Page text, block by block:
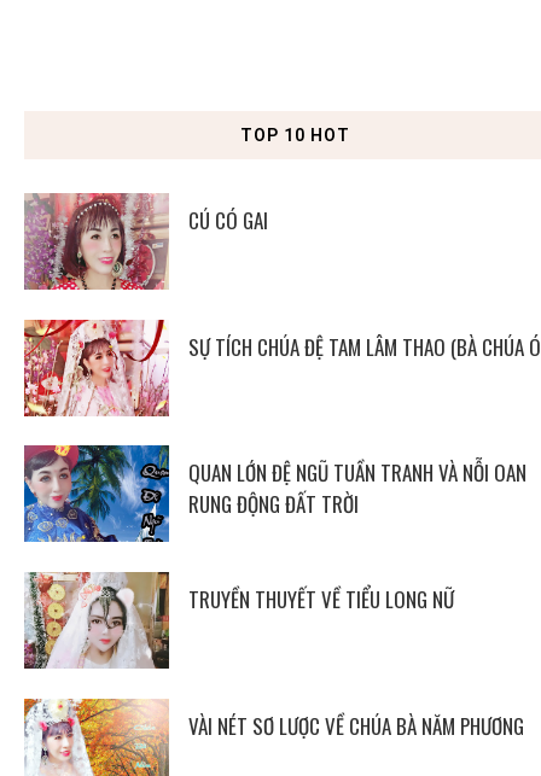
TOP 10 HOT
CÚ CÓ GAI
SỰ TÍCH CHÚA ĐỆ TAM LÂM THAO (BÀ CHÚA
QUAN LỚN ĐỆ NGŨ TUẦN TRANH VÀ NỖI OAN
RUNG ĐỘNG ĐẤT TRỜI
TRUYỀN THUYẾT VỀ TIỂU LONG NỮ
VÀI NÉT SƠ LƯỢC VỀ CHÚA BÀ NĂM PHƯƠNG